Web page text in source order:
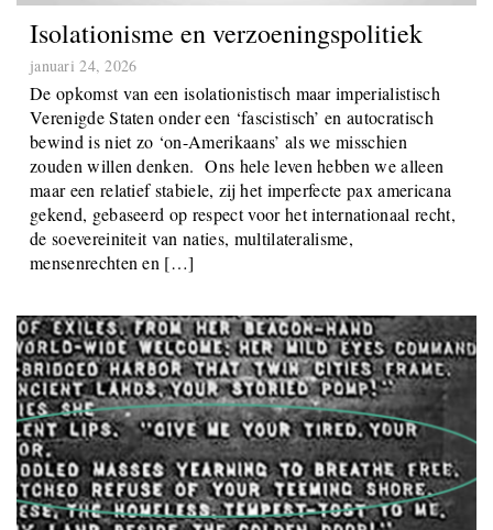
Isolationisme en verzoeningspolitiek
januari 24, 2026
De opkomst van een isolationistisch maar imperialistisch
Verenigde Staten onder een ‘fascistisch’ en autocratisch
bewind is niet zo ‘on-Amerikaans’ als we misschien
zouden willen denken. Ons hele leven hebben we alleen
maar een relatief stabiele, zij het imperfecte pax americana
gekend, gebaseerd op respect voor het internationaal recht,
de soevereiniteit van naties, multilateralisme,